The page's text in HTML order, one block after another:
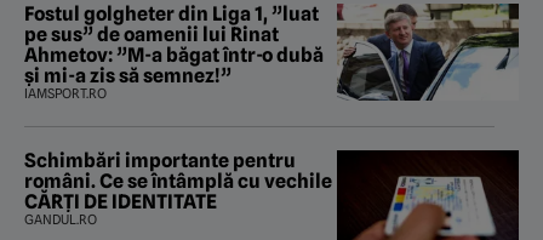
Fostul golgheter din Liga 1, ”luat
pe sus” de oamenii lui Rinat
Ahmetov: ”M-a băgat într-o dubă
și mi-a zis să semnez!”
IAMSPORT.RO
Schimbări importante pentru
români. Ce se întâmplă cu vechile
CĂRȚI DE IDENTITATE
GANDUL.RO